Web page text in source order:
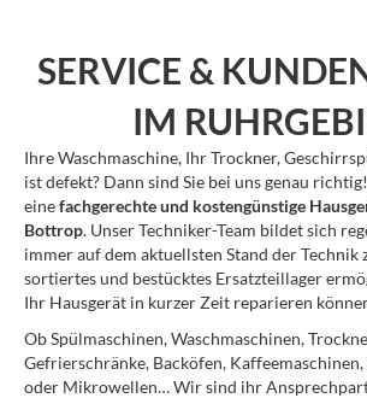
SERVICE &
IM
Ihre Waschmaschine, Ihr Trockner,
ist defekt? Dann sind Sie bei uns genau
einefachgerechte und kostengünstige
Bottrop. Unser Techniker-Team bildet sich
immer auf dem aktuellsten Stand der Technik
sortiertes und bestücktes Ersatzteillager
Ihr Hausgerät in kurzer Zeit reparieren
Ob Spülmaschinen, Waschmaschinen,
Gefrierschränke, Backöfen, Kaffeemaschinen,
oder Mikrowellen… Wir sind ihr